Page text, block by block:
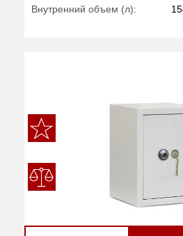
Внутренний объем (л):